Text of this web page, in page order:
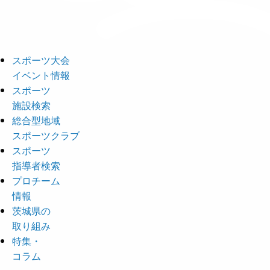
スポーツ大会
イベント情報
スポーツ
施設検索
総合型地域
スポーツクラブ
スポーツ
指導者検索
プロチーム
情報
茨城県の
取り組み
特集・
コラム